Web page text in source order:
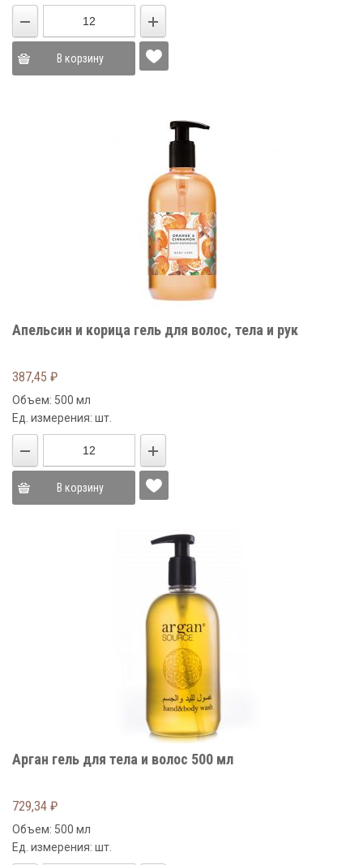
В корзину
Апельсин и корица гель для волос, тела и рук
387,45 ₽
Объем: 500 мл
Ед. измерения: шт.
В корзину
Арган гель для тела и волос 500 мл
729,34 ₽
Объем: 500 мл
Ед. измерения: шт.